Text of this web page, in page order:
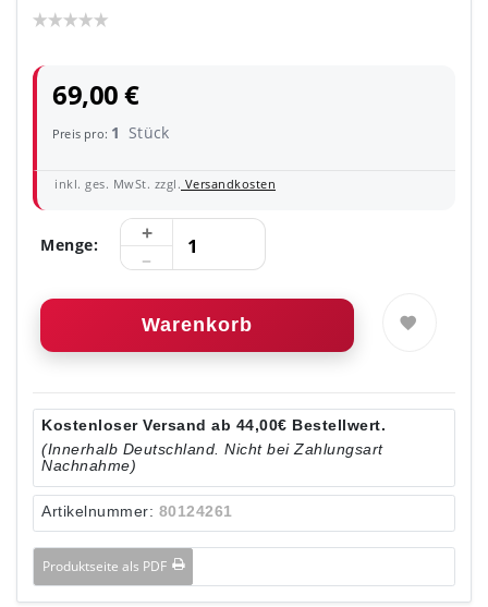
69,00 €
Preis pro: 1 Stück
inkl. ges. MwSt. zzgl. Versandkosten
Menge:
Warenkorb
Kostenloser Versand ab 44,00€ Bestellwert.
(Innerhalb Deutschland. Nicht bei Zahlungsart
Nachnahme)
Artikelnummer: 80124261
Produktseite als PDF